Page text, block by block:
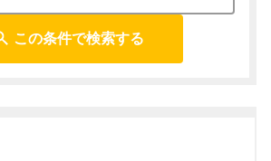
この条件で検索する